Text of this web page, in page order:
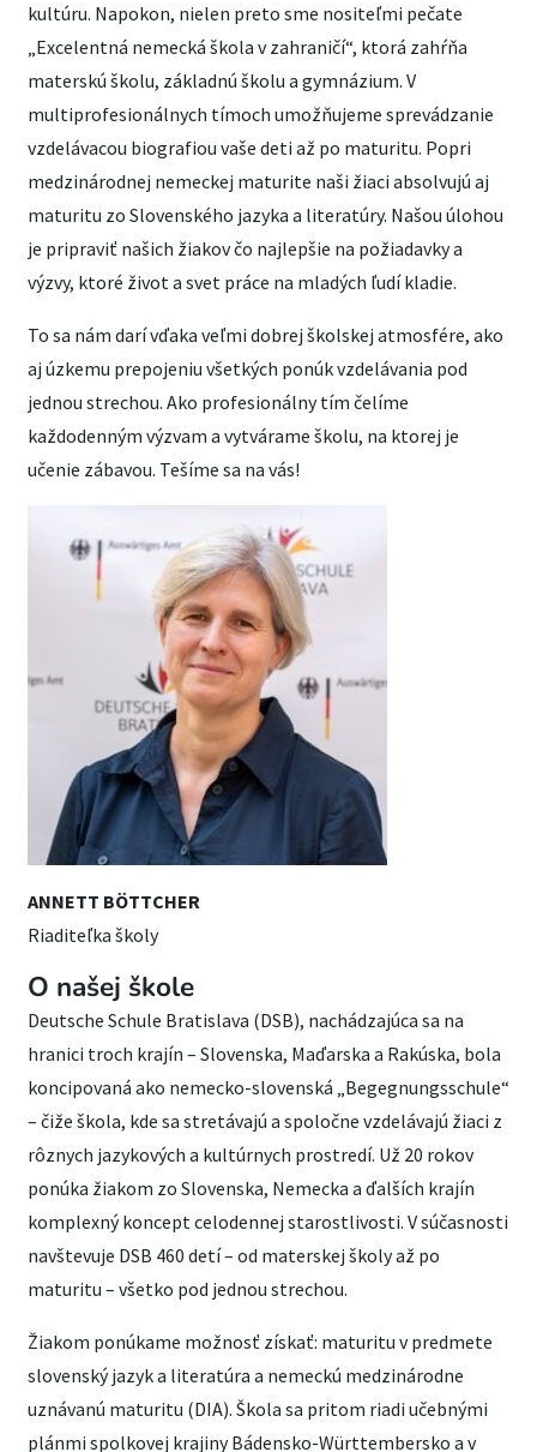
kultúru. Napokon, nielen preto sme nositeľmi pečate
„Excelentná nemecká škola v zahraničí“, ktorá zahŕňa
materskú školu, základnú školu a gymnázium. V
multiprofesionálnych tímoch umožňujeme sprevádzanie
vzdelávacou biografiou vaše deti až po maturitu. Popri
medzinárodnej nemeckej maturite naši žiaci absolvujú aj
maturitu zo Slovenského jazyka a literatúry. Našou úlohou
je pripraviť našich žiakov čo najlepšie na požiadavky a
výzvy, ktoré život a svet práce na mladých ľudí kladie.
To sa nám darí vďaka veľmi dobrej školskej atmosfére, ako
aj úzkemu prepojeniu všetkých ponúk vzdelávania pod
jednou strechou. Ako profesionálny tím čelíme
každodenným výzvam a vytvárame školu, na ktorej je
učenie zábavou. Tešíme sa na vás!
ANNETT BÖTTCHER
Riaditeľka školy
O našej škole
Deutsche Schule Bratislava (DSB), nachádzajúca sa na
hranici troch krajín – Slovenska, Maďarska a Rakúska, bola
koncipovaná ako nemecko-slovenská „Begegnungsschule“
– čiže škola, kde sa stretávajú a spoločne vzdelávajú žiaci z
rôznych jazykových a kultúrnych prostredí. Už 20 rokov
ponúka žiakom zo Slovenska, Nemecka a ďalších krajín
komplexný koncept celodennej starostlivosti. V súčasnosti
navštevuje DSB 460 detí – od materskej školy až po
maturitu – všetko pod jednou strechou.
Žiakom ponúkame možnosť získať: maturitu v predmete
slovenský jazyk a literatúra a nemeckú medzinárodne
uznávanú maturitu (DIA). Škola sa pritom riadi učebnými
plánmi spolkovej krajiny Bádensko-Württembersko a v